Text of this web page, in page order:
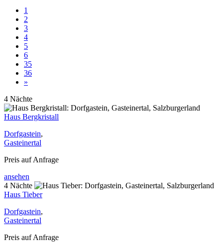
1
2
3
4
5
6
35
36
»
4 Nächte
Haus Bergkristall
Dorfgastein,
Gasteinertal
Preis auf Anfrage
ansehen
4 Nächte
Haus Tieber
Dorfgastein,
Gasteinertal
Preis auf Anfrage